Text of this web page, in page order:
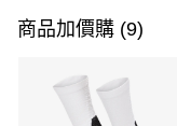
信用卡一次付款
3 期 0 利率 每期
商品加價購 (9)